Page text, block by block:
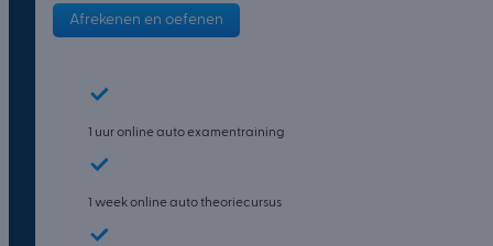
Afrekenen en oefenen
1 uur online auto examentraining
1 week online auto theoriecursus